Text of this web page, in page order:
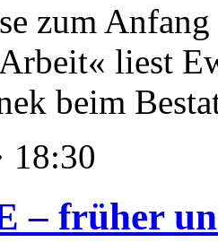
zum
liest
beim
18:30
– früher